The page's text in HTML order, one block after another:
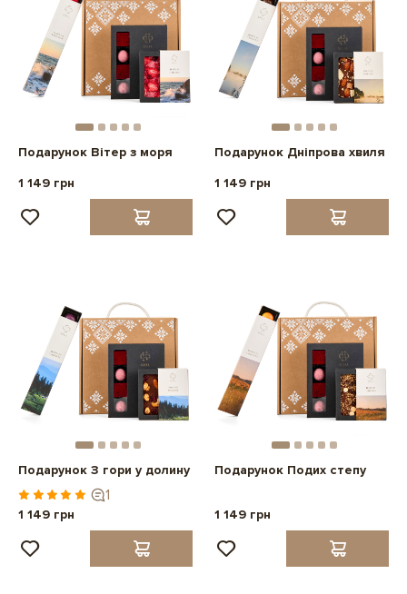
Подарунок Вітер з моря
1 149 грн
Подарунок Дніпрова хвиля
1 149 грн
Подарунок З гори у долину
1
1 149 грн
Подарунок Подих степу
1 149 грн